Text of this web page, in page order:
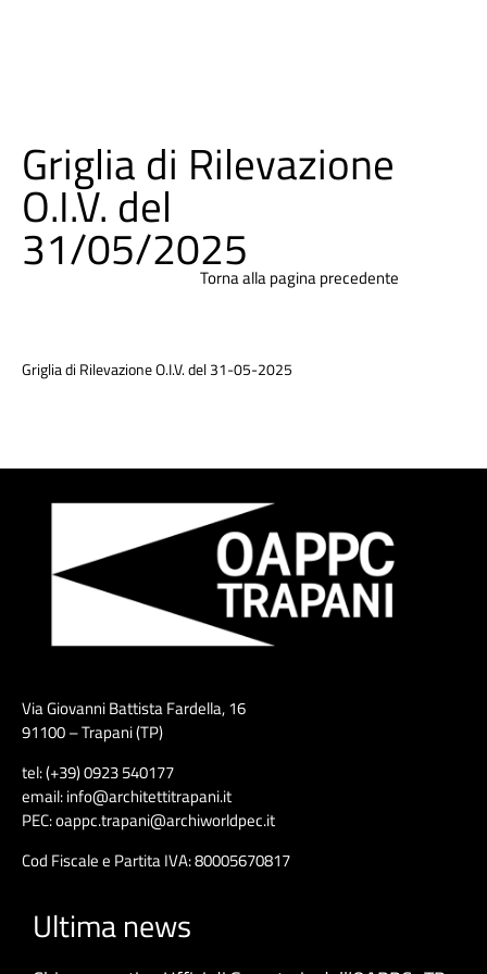
Griglia di Rilevazione
O.I.V. del
31/05/2025Torna alla pagina precedente
Griglia di Rilevazione O.I.V. del 31-05-2025
Via Giovanni Battista Fardella, 16
91100 – Trapani (TP)
tel: (+39) 0923 540177
email: info@architettitrapani.it
PEC: oappc.trapani@archiworldpec.it
Cod Fiscale e Partita IVA: 80005670817
Ultima news